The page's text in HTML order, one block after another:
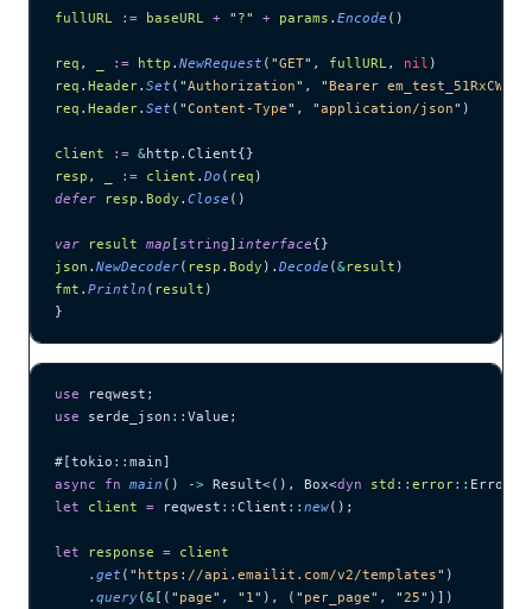
fullURL := baseURL + " ?" + params . Encode ()
req , := http . NewRequest ( "GET" , fullURL , nil )
req . Header. Set ( "Authorization" , "Bearer
req . Header. Set ( "Content-Type" , "application/json" )
client := &http.Client{}
resp , := client . Do ( req )
defer resp . Body . Close ()
var result map [ string] interface{}
json . NewDecoder( resp . Body ). Decode (&result )
fmt . Println ( result )
}
use reqwest;
use serde_json :: Value;
#[tokio :: main]
async fn main () -> Result<(), Box<dyn std :: error::
let client = reqwest :: Client :: new();
let response = client
    .
get ( " https://api.emailit.com/v2/templates" )
    .
query(&[( " page" , " 1 " ), ( " per_page" , "25" )])